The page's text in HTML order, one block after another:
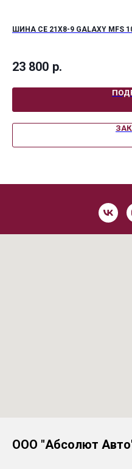
ШИНА СЕ 21X8-9 GALAXY MFS
23 800 р.
ООО "Абсолют